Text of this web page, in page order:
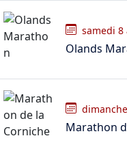
samedi 8
Olands
Marathon